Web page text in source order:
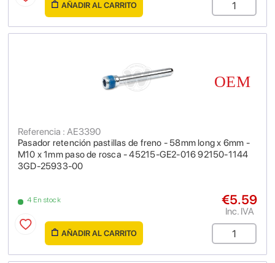
AÑADIR AL CARRITO
Pasador retención pastillas de freno - 58mm long x 6mm -
M10 x 1mm paso de rosca - 45215-GE2-016 92150-1144
3GD-25933-00
Referencia : AE3390
4 En stock €5.59
Inc. IVA
AÑADIR AL CARRITO